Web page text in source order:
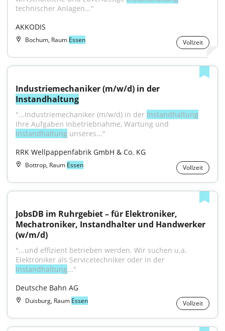
technischer Anlagen..."
AKKODIS
Bochum, Raum Essen Vollzeit
Instandhaltung
"...Industriemechaniker (m/w/d) in der Instandhaltung
Instandhaltung unseres..."
RRK Wellpappenfabrik GmbH & Co. KG
Bottrop, Raum Essen Vollzeit
JobsDB im Ruhrgebiet – für Elektroniker,
Mechatroniker, Instandhalter und Handwerker
(w/m/d)
"...und effizient betrieben werden. Wir suchen u.a.
Instandhaltung..."
Deutsche Bahn AG
Duisburg, Raum Essen Vollzeit